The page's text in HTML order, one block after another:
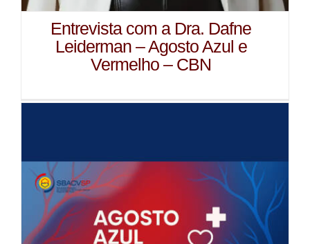
Entrevista com a Dra. Dafne
Leiderman – Agosto Azul e
Vermelho – CBN